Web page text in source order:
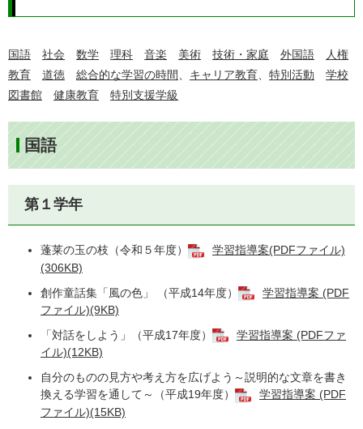
国語 社会 数学 理科 音楽 美術 技術・家庭 外国語
人権
教育
道徳 総合的な学習の時間、 キャリア教育、 特別活動
学校
図書館
健康教育 特別支援学級
国語
第１学年
蓬莱の玉の枝（令和５年度）
学習指導案(PDFファイル)
(306KB)
創作童話集「風の色」 （平成14年度）
学習指導案 (PDF
ファイル)(9KB)
「対話をしよう」（平成17年度）
学習指導案 (PDFファ
イル)(12KB)
自分のものの見方や考え方を広げよう～説明的な文章を書き
換える学習を通して～（平成19年度）
学習指導案 (PDF
ファイル)(15KB)